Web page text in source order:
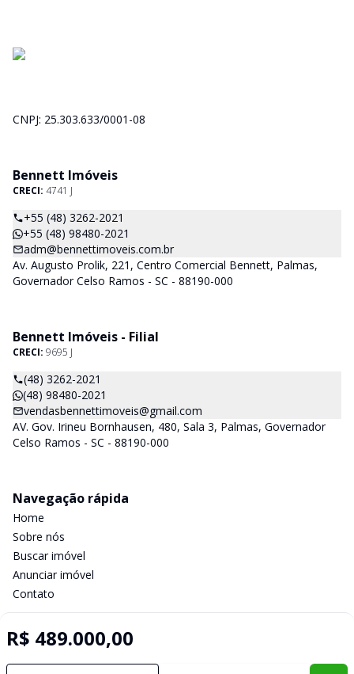
R$ 489.000,00
CNPJ: 25.303.633/0001-08
Bennett Imóveis
CRECI: 4741 J
+55 (48) 3262-2021
+55 (48) 98480-2021
adm@bennettimoveis.com.br
Av. Augusto Prolik, 221, Centro Comercial Bennett, Palmas,
Governador Celso Ramos - SC - 88190-000
Bennett Imóveis - Filial
CRECI: 9695 J
(48) 3262-2021
(48) 98480-2021
vendasbennettimoveis@gmail.com
AV. Gov. Irineu Bornhausen, 480, Sala 3, Palmas, Governador
Celso Ramos - SC - 88190-000
Navegação rápida
Home
Sobre nós
Buscar imóvel
Anunciar imóvel
Contato
Selo de Tecnologia Loft